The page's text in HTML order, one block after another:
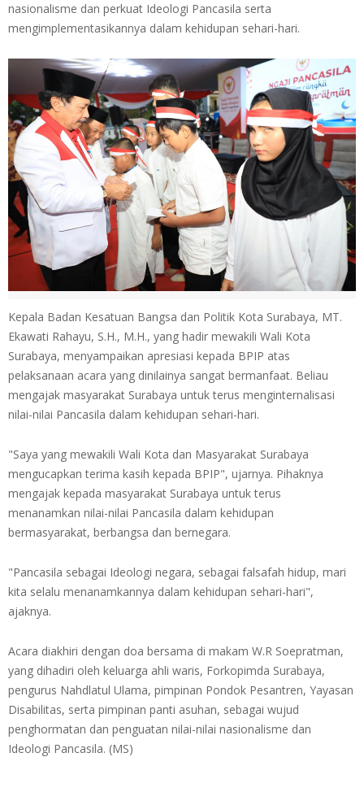
nasionalisme dan perkuat Ideologi Pancasila serta
mengimplementasikannya dalam kehidupan sehari-hari.
Kepala Badan Kesatuan Bangsa dan Politik Kota Surabaya, MT.
Ekawati Rahayu, S.H., M.H., yang hadir mewakili Wali Kota
Surabaya, menyampaikan apresiasi kepada BPIP atas
pelaksanaan acara yang dinilainya sangat bermanfaat. Beliau
mengajak masyarakat Surabaya untuk terus menginternalisasi
nilai-nilai Pancasila dalam kehidupan sehari-hari.
"Saya yang mewakili Wali Kota dan Masyarakat Surabaya
mengucapkan terima kasih kepada BPIP", ujarnya. Pihaknya
mengajak kepada masyarakat Surabaya untuk terus
menanamkan nilai-nilai Pancasila dalam kehidupan
bermasyarakat, berbangsa dan bernegara.
"Pancasila sebagai Ideologi negara, sebagai falsafah hidup, mari
kita selalu menanamkannya dalam kehidupan sehari-hari",
ajaknya.
Acara diakhiri dengan doa bersama di makam W.R Soepratman,
yang dihadiri oleh keluarga ahli waris, Forkopimda Surabaya,
pengurus Nahdlatul Ulama, pimpinan Pondok Pesantren, Yayasan
Disabilitas, serta pimpinan panti asuhan, sebagai wujud
penghormatan dan penguatan nilai-nilai nasionalisme dan
Ideologi Pancasila. (MS)